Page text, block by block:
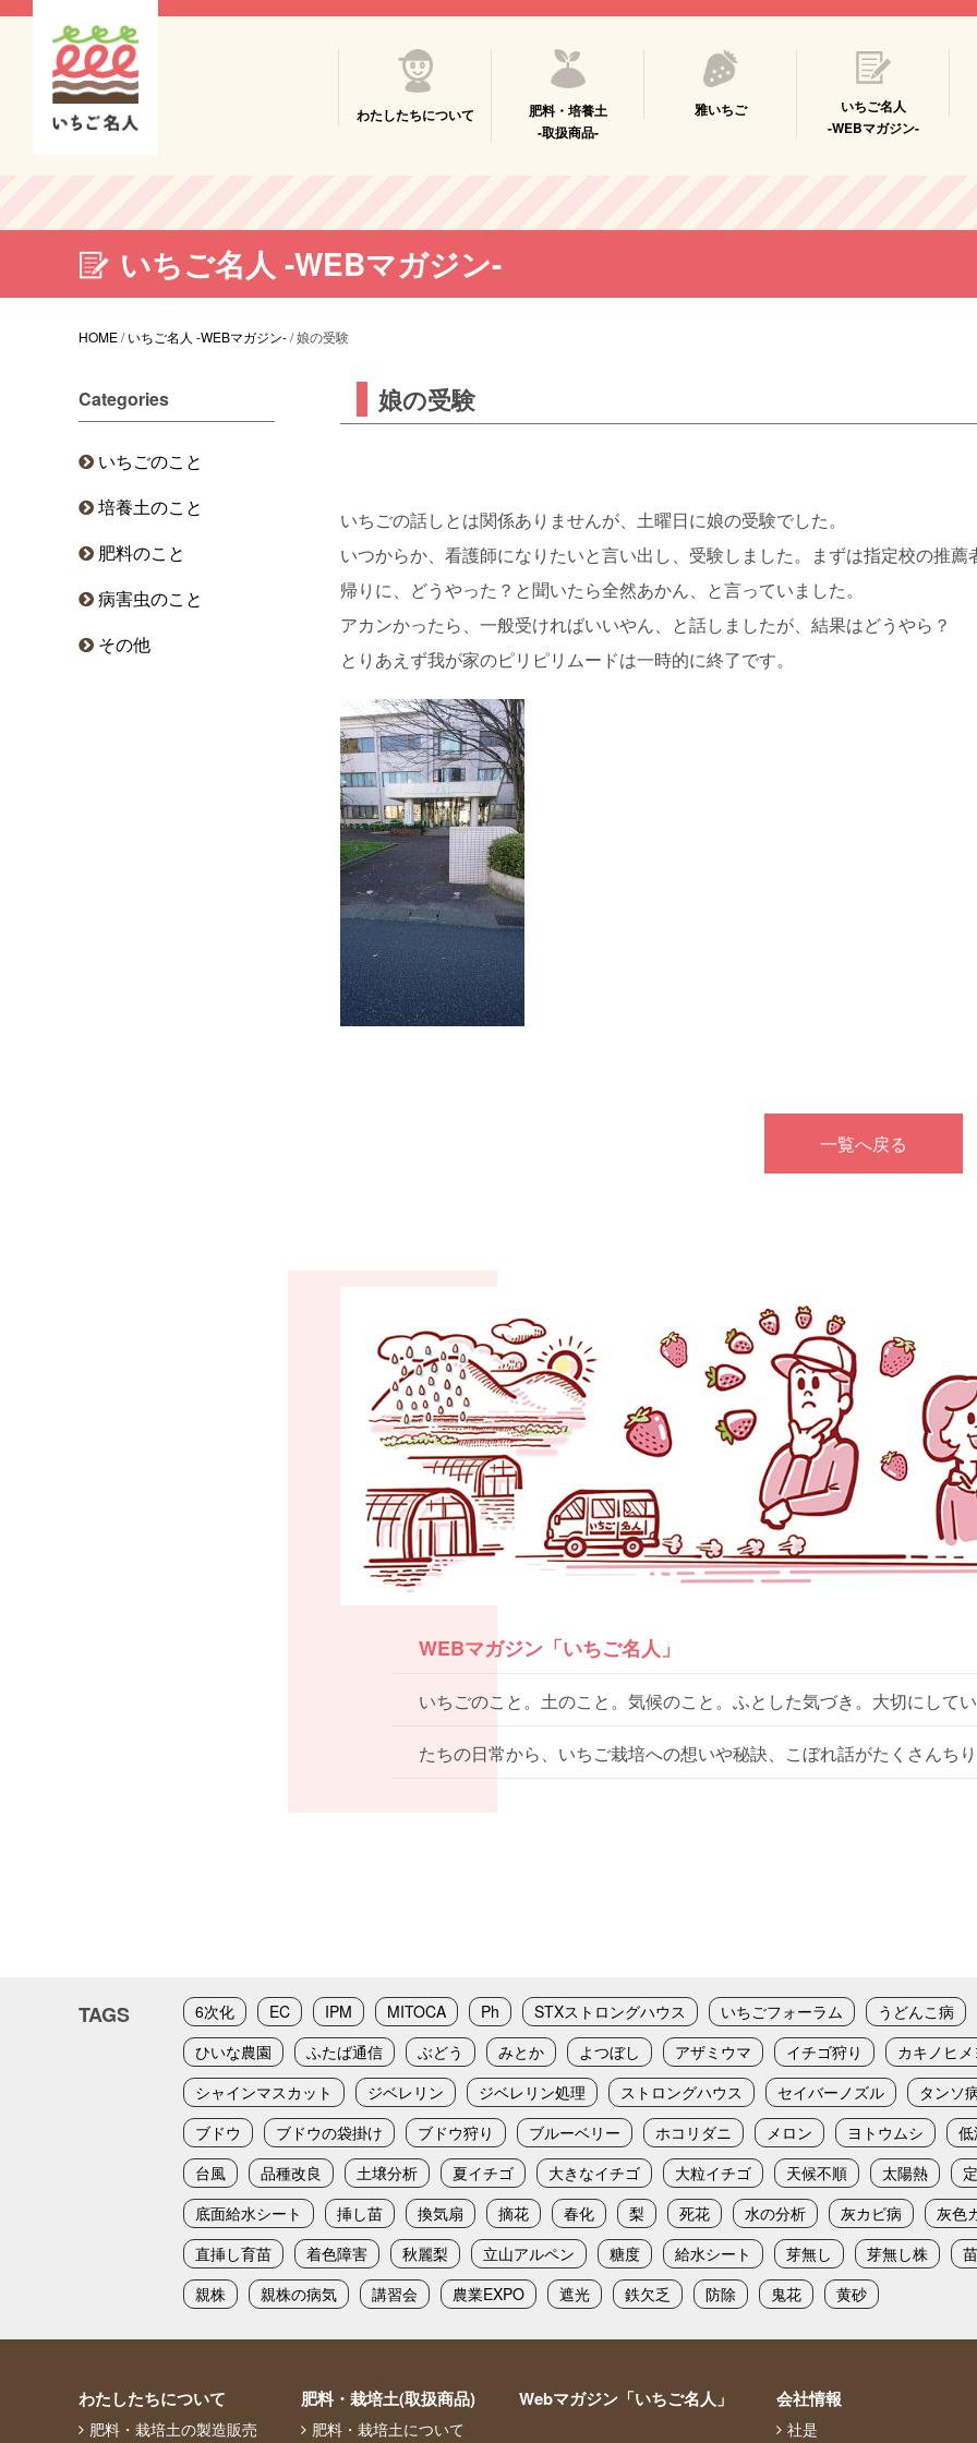
わたしたちについて
肥料・培養土
-取扱商品-
雅いちご
いちご名人
-WEBマガジン-
いちご名人 -WEBマガジン-
HOME/いちご名人 -WEBマガジン-/娘の受験
娘の受験
いちごの話しとは関係ありませんが、土曜日に娘の受験でした。
いつからか、看護師になりたいと言い出し、受験しました。まずは指定校の推薦
帰りに、どうやった？と聞いたら全然あかん、と言っていました。
アカンかったら、一般受ければいいやん、と話しましたが、結果はどうやら？
とりあえず我が家のピリピリムードは一時的に終了です。
一覧へ戻る
Categories
いちごのこと
培養土のこと
肥料のこと
病害虫のこと
その他
WEBマガジン「いちご名人」
いちごのこと。土のこと。気候のこと。ふとした気づき。大切にし
たちの日常から、いちご栽培への想いや秘訣、こぼれ話がたくさんちり
TAGS 6次化 EC IPM MITOCA Ph STXストロングハウス いちごフォーラム うどんこ病
ひいな農園
ふたば通信 ぶどう みとか よつぼし アザミウマ イチゴ狩り カキノヒ
シャインマスカット
ジベレリン ジベレリン処理 ストロングハウス セイバーノズル タンソ
ブドウ
ブドウの袋掛け ブドウ狩り ブルーベリー ホコリダニ メロン ヨトウムシ 低
台風
品種改良 土壌分析 夏イチゴ 大きなイチゴ 大粒イチゴ 天候不順 太陽熱
底面給水シート
挿し苗 換気扇 摘花 春化 梨 死花 水の分析 灰カビ病 灰色
直挿し育苗
着色障害 秋麗梨 立山アルペン 糖度 給水シート 芽無し 芽無し株
親株
親株の病気 講習会 農業EXPO 遮光 鉄欠乏 防除 鬼花 黄砂
わたしたちについて
肥料・栽培土の製造販売
肥料・栽培土(取扱商品)
肥料・栽培土について
Webマガジン「いちご名人」 会社情報
社是